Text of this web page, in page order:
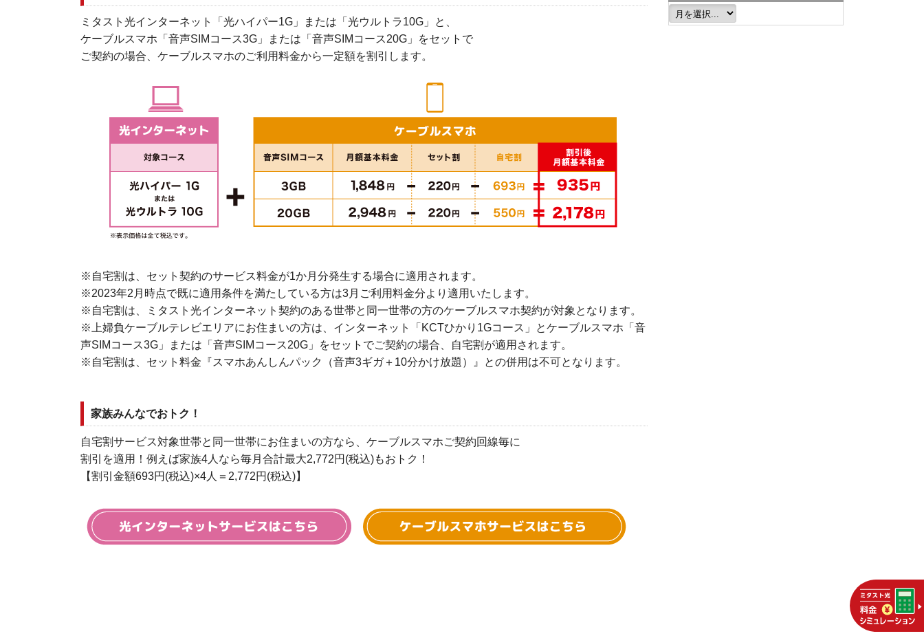
ミタスト光インターネット「光ハイパー1G」または「光ウルトラ10G」と、
ケーブルスマホ「音声SIMコース3G」または「音声SIMコース20G」をセットで
ご契約の場合、ケーブルスマホのご利用料金から一定額を割引します。
※自宅割は、セット契約のサービス料金が1か月分発生する場合に適用されます。
※2023年2月時点で既に適用条件を満たしている方は3月ご利用料金分より適用いたします。
※自宅割は、ミタスト光インターネット契約のある世帯と同一世帯の方のケーブルスマホ契約が対象となります。
※上婦負ケーブルテレビエリアにお住まいの方は、インターネット「KCTひかり1Gコース」とケーブルスマホ「音
声SIMコース3G」または「音声SIMコース20G」をセットでご契約の場合、自宅割が適用されます。
※ 自宅割は、セット料金『スマホあんしんパック（音声3ギガ＋10分かけ放題）』との併用は不可となります。
家族みんなでおトク！
自宅割サービス対象世帯と同一世帯にお住まいの方なら、ケーブルスマホご契約回線毎に
割引を適用！例えば家族4人なら毎月合計最大2,772円(税込)もおトク！
【割引金額693円(税込)×4人＝2,772円(税込)】